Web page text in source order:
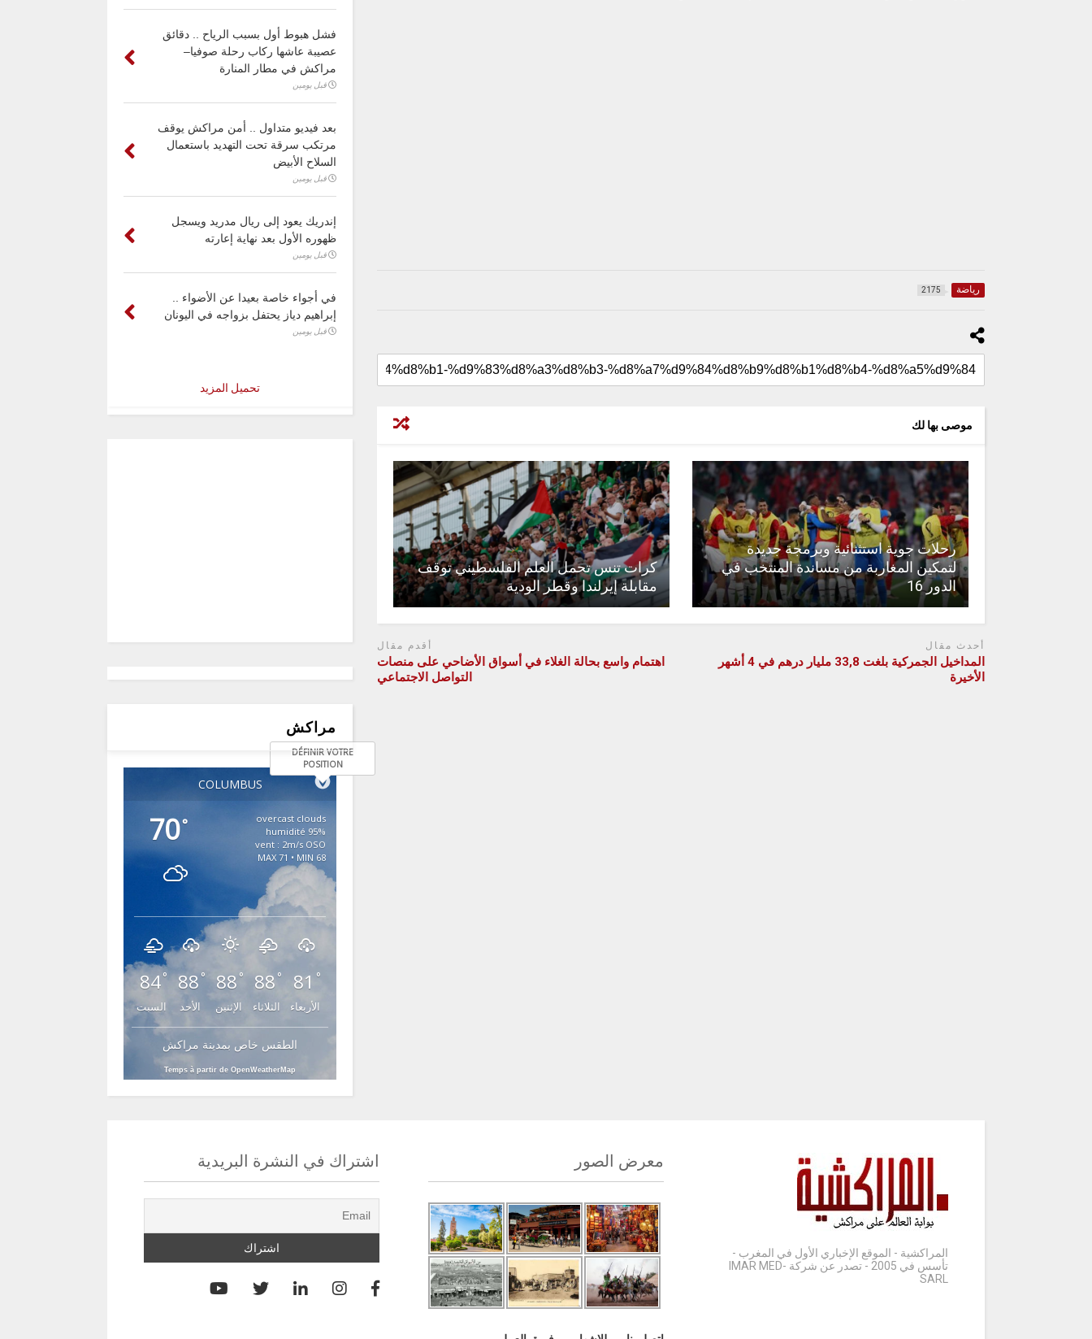
رياضة 2175
موصى بها لك
رحلات جوية استثنائية وبرمجة جديدة
لتمكين المغاربة من مساندة المنتخب في
الدور 16
كرات تنس تحمل العلم الفلسطيني توقف
مقابلة إيرلندا وقطر الودية
أحدث مقال
المداخيل الجمركية بلغت 33,8 مليار درهم في 4 أشهر
الأخيرة
أقدم مقال
اهتمام واسع بحالة الغلاء في أسواق الأضاحي على منصات
التواصل الاجتماعي
فشل هبوط أول بسبب الرياح .. دقائق
عصيبة عاشها ركاب رحلة صوفيا–
مراكش في مطار المنارة
قبل يومين
بعد فيديو متداول .. أمن مراكش يوقف
مرتكب سرقة تحت التهديد باستعمال
السلاح الأبيض
قبل يومين
إندريك يعود إلى ريال مدريد ويسجل
ظهوره الأول بعد نهاية إعارته
قبل يومين
في أجواء خاصة بعيدا عن الأضواء ..
إبراهيم دياز يحتفل بزواجه في اليونان
قبل يومين
تحميل المزيد
مراكش
COLUMBUS
DÉFINIR VOTRE
POSITION
70°
overcast clouds
95% humidité
vent : 2m/s OSO
MAX 71 • MIN 68
84°
السبت
88 °
الأحد
88 °
الإثنين
88 °
الثلاثاء
81 °
الأربعاء
الطقس خاص بمدينة مراكش
Temps à partir de OpenWeatherMap
المراكشية - الموقع الإخباري الأول في المغرب -
تأسس في 2005 - تصدر عن شركة IMAR MED-
SARL
معرض الصور اشتراك في النشرة البريدية